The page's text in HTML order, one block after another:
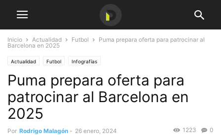
Inicio Actualidad Futbol
Puma prepara oferta para patrocinar al
Barcelona en 2025
Actualidad Futbol Infografías
Puma prepara oferta para
patrocinar al Barcelona en
2025
Por Rodrigo Malagón - 26 enero, 2024 0
1223